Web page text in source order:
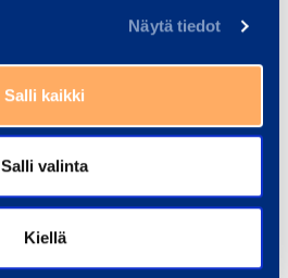
Näytä tiedot
Salli kaikki
Salli valinta
Kiellä